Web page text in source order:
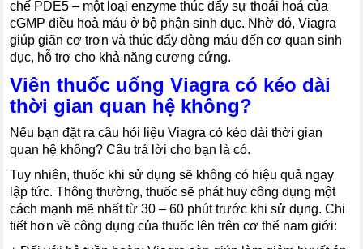
chế PDE5 – một loại enzyme thúc đẩy sự thoái hoá của
cGMP điều hoà máu ở bộ phận sinh dục. Nhờ đó, Viagra
giúp giãn cơ trơn và thúc đẩy dòng máu đến cơ quan sinh
dục, hỗ trợ cho khả năng cương cứng.
Viên thuốc uống Viagra có kéo dài
thời gian quan hệ không?
Nếu bạn đặt ra câu hỏi liệu Viagra có kéo dài thời gian
quan hệ không? Câu trả lời cho bạn là có.
Tuy nhiên, thuốc khi sử dụng sẽ không có hiệu quả ngay
lập tức. Thông thường, thuốc sẽ phát huy công dụng một
cách mạnh mẽ nhất từ 30 – 60 phút trước khi sử dụng. Chi
tiết hơn về công dụng của thuốc lên trên cơ thể nam giới: